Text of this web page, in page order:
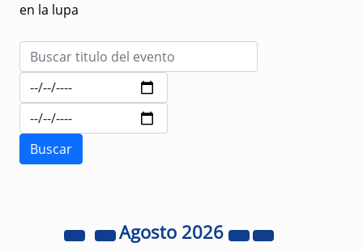
en la lupa
Agosto 2026